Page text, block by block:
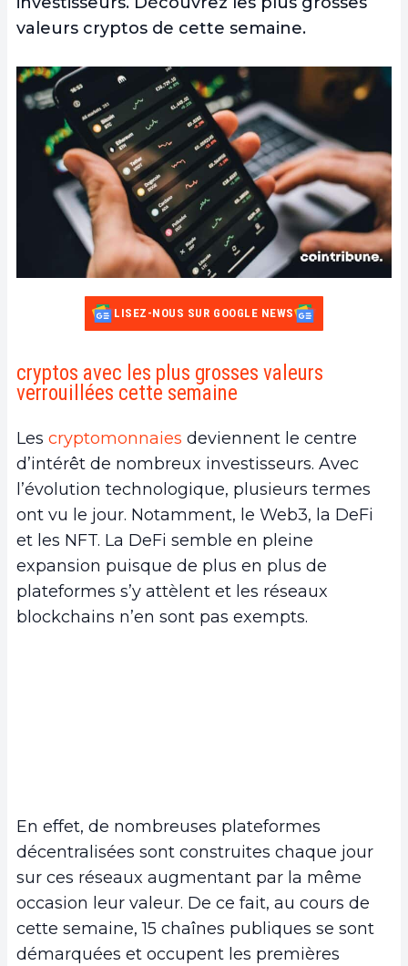
valeurs cryptos de cette semaine.
LISEZ-NOUS SUR GOOGLE NEWS
cryptos avec les plus grosses valeurs
verrouillées cette semaine
Les cryptomonnaies deviennent le centre
d’intérêt de nombreux investisseurs. Avec
l’évolution technologique, plusieurs termes
ont vu le jour. Notamment, le Web3, la DeFi
et les NFT. La DeFi semble en pleine
expansion puisque de plus en plus de
plateformes s’y attèlent et les réseaux
blockchains n’en sont pas exempts.
En effet, de nombreuses plateformes
décentralisées sont construites chaque jour
sur ces réseaux augmentant par la même
occasion leur valeur. De ce fait, au cours de
cette semaine, 15 chaînes publiques se sont
démarquées et occupent les premières